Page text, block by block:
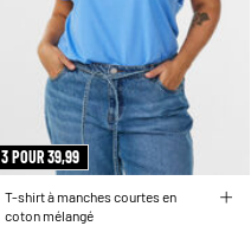
3 POUR 39,99
T-shirt à manches courtes en
coton mélangé